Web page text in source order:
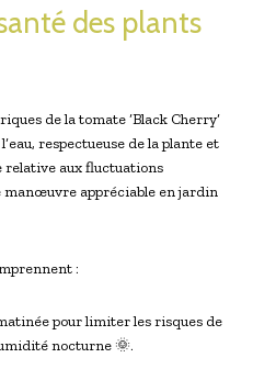
des plants
de la tomate ‘Black Cherry’
respectueuse de la plante et
relative aux fluctuations
manœuvre appréciable en jardin
:
pour limiter les risques de
nocturne 🌞.